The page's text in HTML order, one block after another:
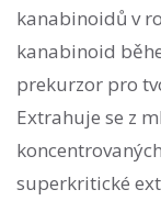
kanabinoidů v
kanabinoid
prekurzor pro
Extrahuje se z
superkritické